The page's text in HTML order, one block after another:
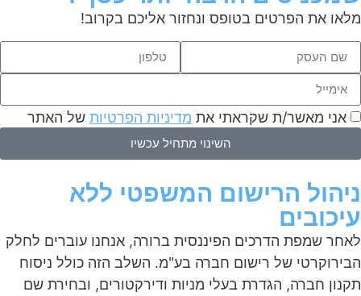
מלאו את הפרטים בטופס ונחזור אליכם בקרוב!
אני מאשר/ת שקראתי את מדיניות הפרטיות של האתר
השינוי מתחיל עכשיו
ניהול הרישום המשפטי ללא
עיכובים
לאחר שמפת הדרכים הפיננסית ברורה, אנחנו עוברים לחלק
הבירוקרטי של רישום חברה בע"מ. השלב הזה כולל ניסוח
תקנון חברה, הגדרת בעלי מניות ודירקטורים, ובחירת שם